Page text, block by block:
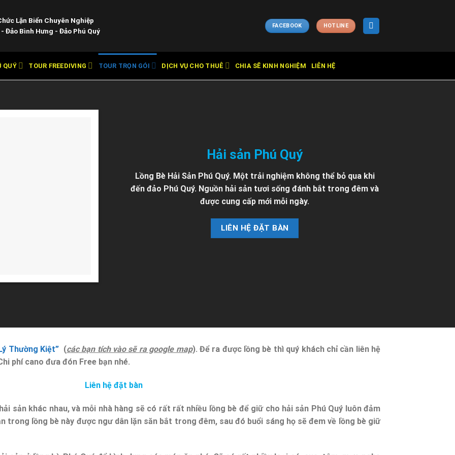
Lặn Biển Chuyên Nghiệp
Đảo Bình Hưng - Đảo Phú Quý
FACEBOOK HOTLINE
QUÝ TOUR FREEDIVING TOUR TRỌN GÓI DỊCH VỤ CHO THUÊ CHIA SẼ KINH NGHIỆM LIÊN HỆ
Hải sản Phú Quý
Lồng Bè Hải Sản Phú Quý. Một trải nghiệm không thể bỏ qua khi
đến đảo Phú Quý. Nguồn hải sản tươi sống đánh bắt trong đêm và
được cung cấp mới mỗi ngày.
LIÊN HỆ ĐẶT BÀN
Thường Kiệt” (các bạn tích vào sẽ ra google map). Để ra được lồng bè thì quý khách chỉ cần liên hệ
phí cano đưa đón Free bạn nhé.
Liên hệ đặt bàn
sản khác nhau, và mỗi nhà hàng sẽ có rất rất nhiều lồng bè để giữ cho hải sản Phú Quý luôn đảm
trong lồng bè này được ngư dân lặn săn bắt trong đêm, sau đó buổi sáng họ sẽ đem về lồng bè giữ